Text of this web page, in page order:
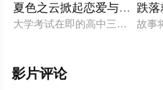
夏色之云掀起恋爱与风暴
大学考试在即的高中三年级生
跌落
故事
影片评论